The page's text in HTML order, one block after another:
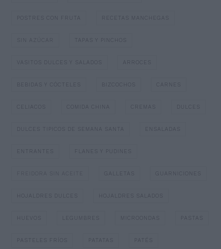
POSTRES CON FRUTA RECETAS MANCHEGAS
SIN AZÚCAR TAPAS Y PINCHOS
VASITOS DULCES Y SALADOS ARROCES
BEBIDAS Y CÓCTELES BIZCOCHOS CARNES
CELIACOS COMIDA CHINA CREMAS
DULCES TIPICOS DE SEMANA SANTA ENSALADAS
ENTRANTES FLANES Y PUDINES
FREIDORA SIN ACEITE GALLETAS GUARNICIONES
HOJALDRES DULCES HOJALDRES SALADOS
HUEVOS LEGUMBRES MICROONDAS PASTAS
PASTELES FRÍOS PATATAS PATÉS